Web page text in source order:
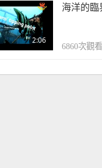
2:06
海洋的
6860次觀看